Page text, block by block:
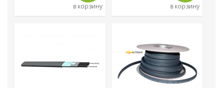
в корзину в корзину